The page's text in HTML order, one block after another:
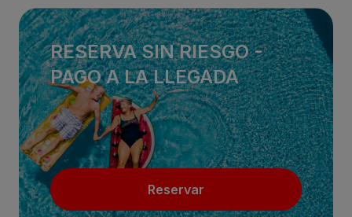
RESERVA SIN RIESGO -
PAGO A LA LLEGADA
Reservar